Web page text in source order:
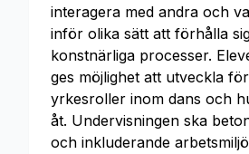
interagera med andra och
inför olika sätt att förhålla
konstnärliga processer.
ges möjlighet att utveckla
yrkesroller inom dans och
åt. Undervisningen ska
och inkluderande